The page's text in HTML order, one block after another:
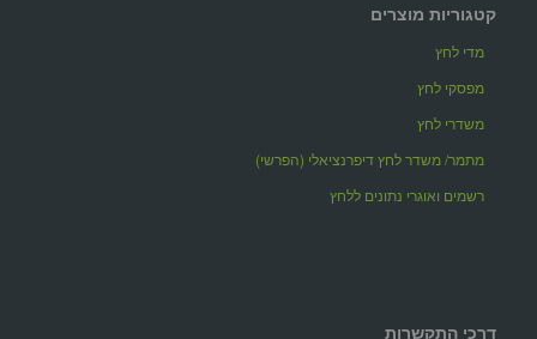
קטגוריות מוצרים
מדי לחץ
מפסקי לחץ
משדרי לחץ
מתמר/ משדר לחץ דיפרנציאלי (הפרשי)
רשמים ואוגרי נתונים ללחץ
דרכי התקשרות